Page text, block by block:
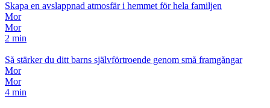
Skapa en avslappnad atmosfär i hemmet för hela familjen
Mor
Mor
2 min
Så stärker du ditt barns självförtroende genom små framgångar
Mor
Mor
4 min